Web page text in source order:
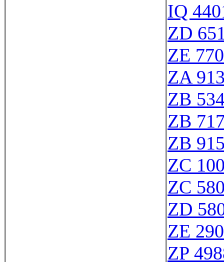
IQ
ZD
ZE
ZA
ZB
ZB
ZB
ZC
ZC
ZD
ZE
ZP